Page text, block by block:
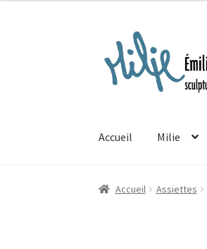
navigation
au
contenu
Accueil Milie
Accueil Assiettes